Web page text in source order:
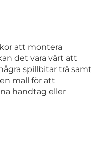
att montera
det vara värt att
spillbitar trä samt
mall för att
handtag eller